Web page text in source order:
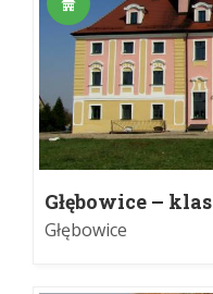
Głębowice –
Głębowice